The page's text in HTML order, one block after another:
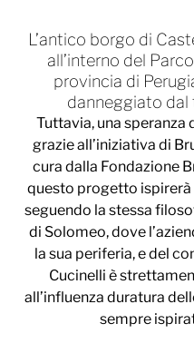
L’antico borgo di
all’interno del
provincia di
danneggiato dal
Tuttavia, una speranza
grazie all’iniziativa di
cura dalla Fondazione
questo progetto ispirerà
seguendo la stessa
di Solomeo, dove
la sua periferia, e del
Cucinelli è
all’influenza duratura
sempre